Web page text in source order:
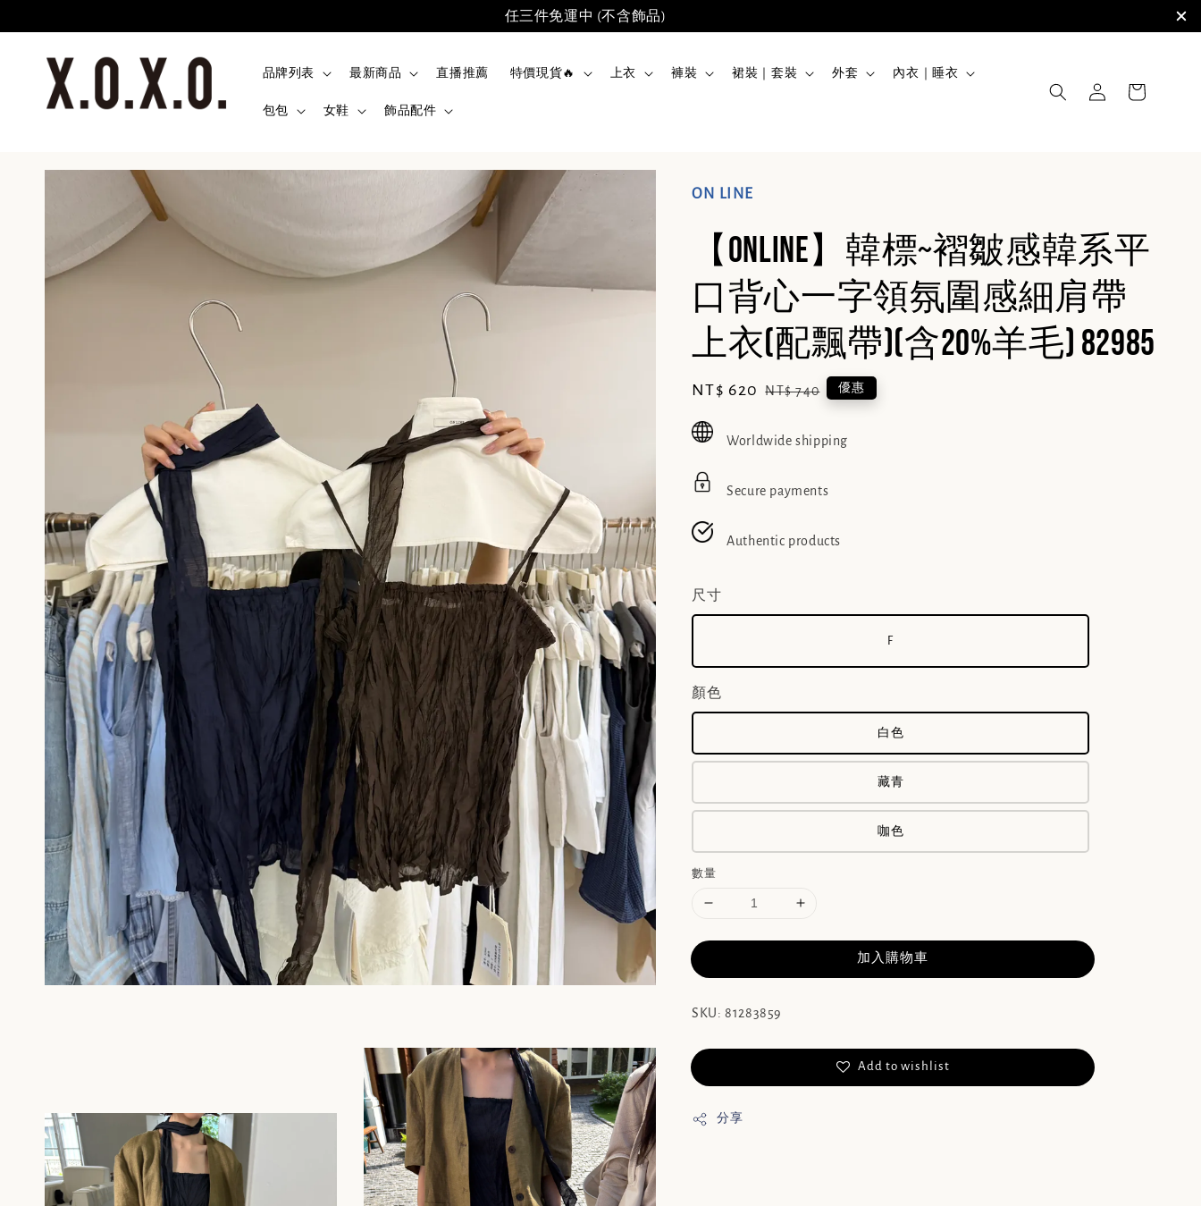
任三件免運中 (不含飾品)
品牌列表 最新商品 直播推薦 特價現貨🔥 上衣 褲裝 裙裝｜套裝 外套 內衣｜睡衣
包包 女鞋 飾品配件
ON LINE
【ONLINE】韓標~褶皺感韓系平
口背心一字領氛圍感細肩帶
上衣(配飄帶)(含20%羊毛) 82985
Sale
NT$ 620 Regular
NT$ 740 優惠
Worldwide shipping
Secure payments
Authentic products
尺寸
F
顏色
白色
藏青
咖色
數量
加入購物車
SKU: 81283859
Add to wishlist
分享